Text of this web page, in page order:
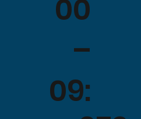
00
–
09: